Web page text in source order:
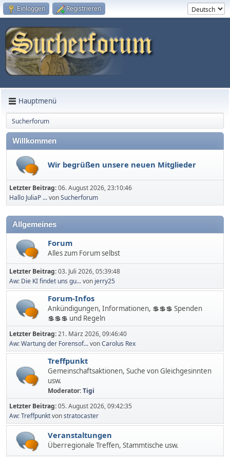
Einloggen Registrieren
Hauptmenü
Sucherforum
Willkommen
Wir begrüßen unsere neuen Mitglieder
Letzter Beitrag:06. August 2026, 23:10:46
Hallo JuliaP ...vonSucherforum
Allgemeines
Forum
Alles zum Forum selbst
Letzter Beitrag:03. Juli 2026, 05:39:48
Aw: Die KI findet uns gu...von jerry25
Forum-Infos
Ankündigungen, Informationen, 💲💲💲 Spenden
💲💲💲 und Regeln
Letzter Beitrag:21. März 2026, 09:46:40
Aw: Wartung der Forensof...vonCarolus Rex
Treffpunkt
Gemeinschaftsaktionen, Suche von Gleichgesinnten
usw.
Moderator:Tigi
Letzter Beitrag:05. August 2026, 09:42:35
Aw: Treffpunktvonstratocaster
Veranstaltungen
Überregionale Treffen, Stammtische usw.